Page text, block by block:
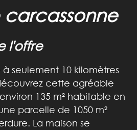
l'offre
à seulement 10 kilomètres
cette agréable
135 m² habitable en
parcelle de 1050 m²
La maison se